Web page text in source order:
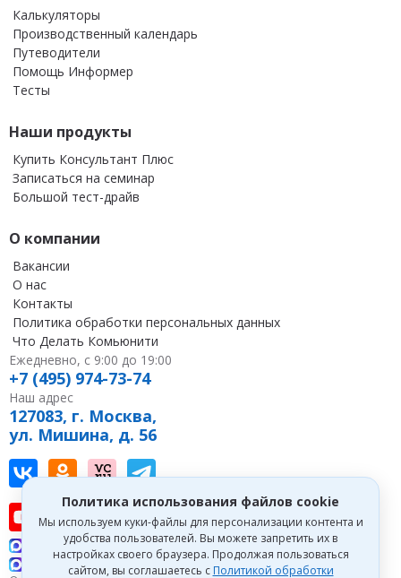
Политика использования файлов cookie
Мы используем куки-файлы для персонализации контента и
удобства пользователей. Вы можете запретить их в
настройках своего браузера. Продолжая пользоваться
сайтом, вы соглашаетесь с Политикой обработки
Калькуляторы
Производственный календарь
Путеводители
Помощь Информер
Тесты
Наши продукты
Купить Консультант Плюс
Записаться на семинар
Большой тест-драйв
О компании
Вакансии
О нас
Контакты
Политика обработки персональных данных
Что Делать Комьюнити
Ежедневно, с 9:00 до 19:00
+7 (495) 974-73-74
Наш адрес
127083, г. Москва,
ул. Мишина, д. 56
Наш канал в Вконтакте
Наш канал на youtube
Наша группа в однокласниках
Наш канал в tenchat
Наш канал на vc
Наш профиль на дзен
Наш канал в Telegram
Что делать Консалт
Что делать Экспертум